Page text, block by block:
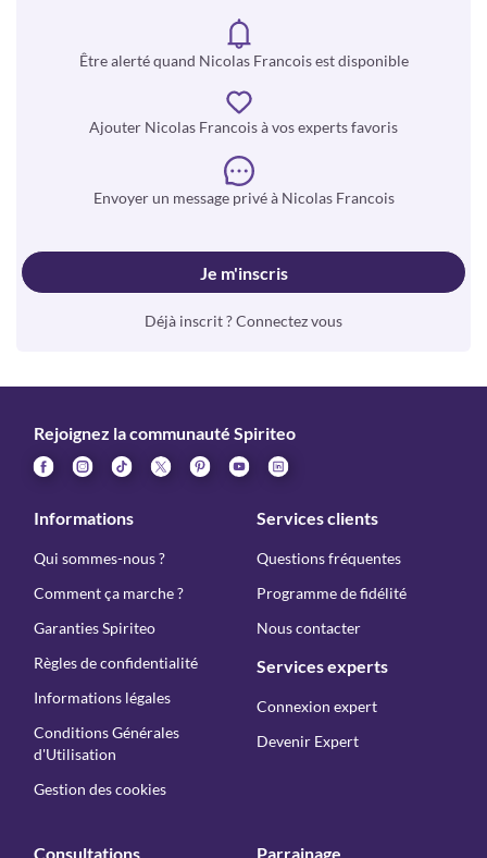
Être alerté quand Nicolas Francois est disponible
Ajouter Nicolas Francois à vos experts favoris
Envoyer un message privé à Nicolas Francois
Je m'inscris
Déjà inscrit ? Connectez vous
Rejoignez la communauté Spiriteo
Informations
Qui sommes-nous ?
Comment ça marche ?
Garanties Spiriteo
Règles de confidentialité
Informations légales
Conditions Générales
d'Utilisation
Gestion des cookies
Services clients
Questions fréquentes
Programme de fidélité
Nous contacter
Services experts
Connexion expert
Devenir Expert
Consultations Parrainage